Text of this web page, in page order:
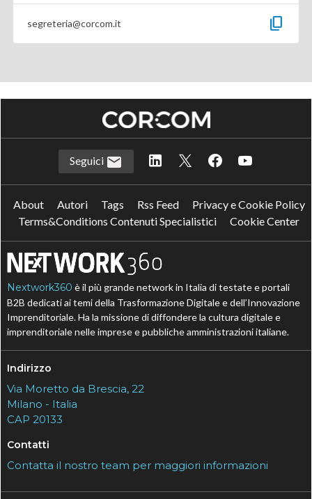
segreteria@corcom.it content_copy
Seguici
About Autori Tags Rss Feed
Privacy e Cookie Policy
Terms&Conditions Contenuti Specialistici
Cookie Center
Nextwork360 è il più grande network in Italia di testate e portali
B2B dedicati ai temi della Trasformazione Digitale e dell’Innovazione
Imprenditoriale. Ha la missione di diffondere la cultura digitale e
imprenditoriale nelle imprese e pubbliche amministrazioni italiane.
Indirizzo
Via Moretto da Brescia, 22
Milano - Italia
CAP 20133
Contatti
Contatta il nostro team per maggiori informazioni